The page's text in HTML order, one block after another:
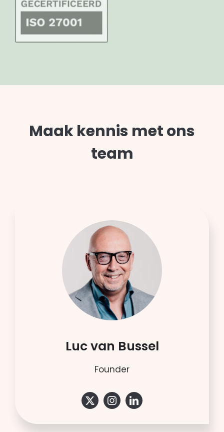
Maak kennis met ons
team
Luc van Bussel
Founder